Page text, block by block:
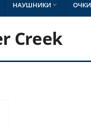
НАУШНИКИ  ОЧКИ
Creek